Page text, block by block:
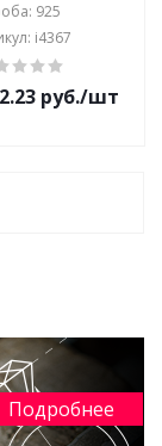
925
i4367
руб./шт
Подробнее